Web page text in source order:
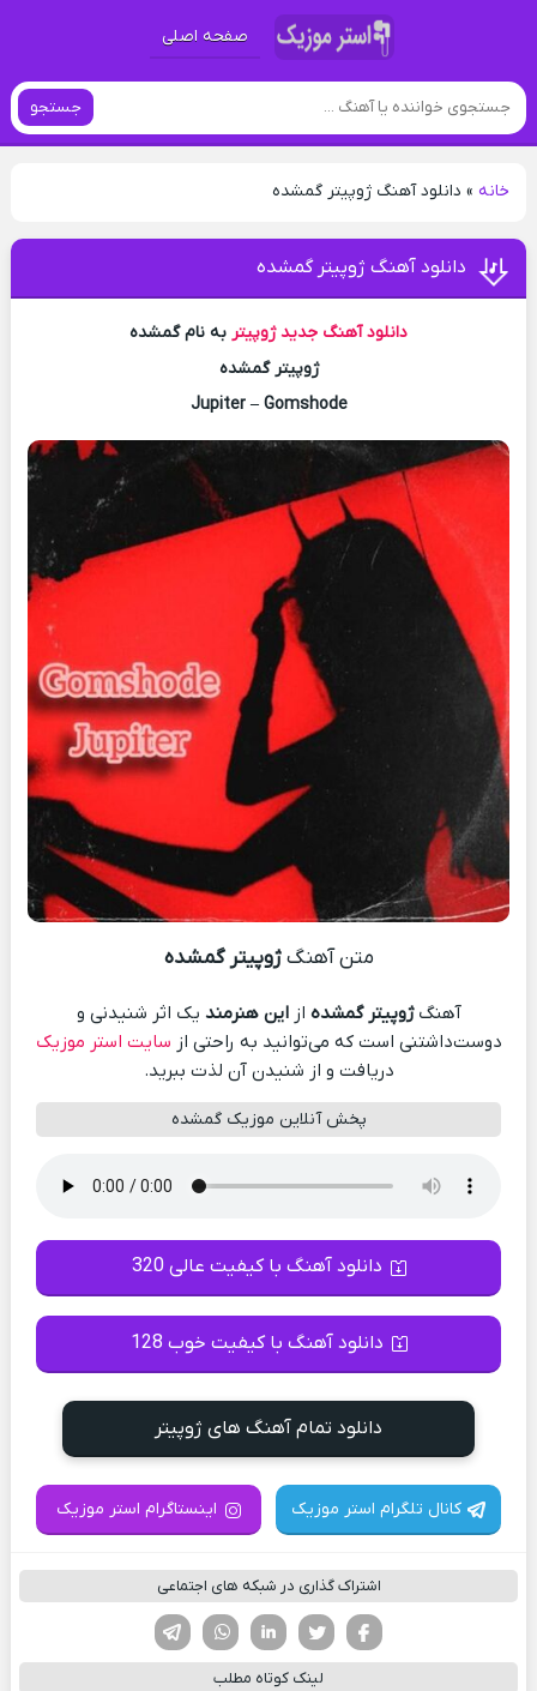
صفحه اصلی
جستجو
خانه» دانلود آهنگ ژوپیتر گمشده
دانلود آهنگ ژوپیتر گمشده
دانلود آهنگ جدید ژوپیتر به نام گمشده
ژوپیتر گمشده
Jupiter – Gomshode
متن آهنگژوپیتر گمشده
آهنگژوپیتر گمشده ازاین هنرمند یک اثر شنیدنی و
دوست‌داشتنی است که می‌توانید به راحتی از سایت استر موزیک
دریافت و از شنیدن آن لذت ببرید.
پخش آنلاین موزیک گمشده
دانلود آهنگ با کیفیت عالی 320
دانلود آهنگ با کیفیت خوب 128
دانلود تمام آهنگ های ژوپیتر
کانال تلگرام استر موزیک اینستاگرام استر موزیک
اشتراک گذاری در شبکه های اجتماعی
لینکدین تویتر
فیسوک
لینک کوتاه مطلب